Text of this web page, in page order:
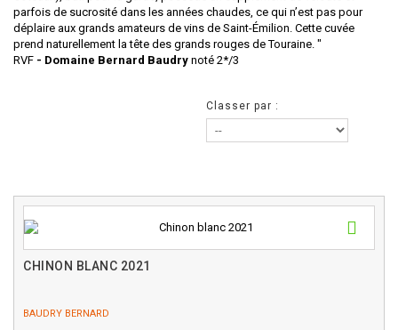
parfois de sucrosité dans les années chaudes, ce qui n’est pas pour
déplaire aux grands amateurs de vins de Saint-Émilion. Cette cuvée
prend naturellement la tête des grands rouges de Touraine. "
RVF - Domaine Bernard Baudry noté 2*/3
Classer par :
CHINON BLANC 2021
BAUDRY BERNARD